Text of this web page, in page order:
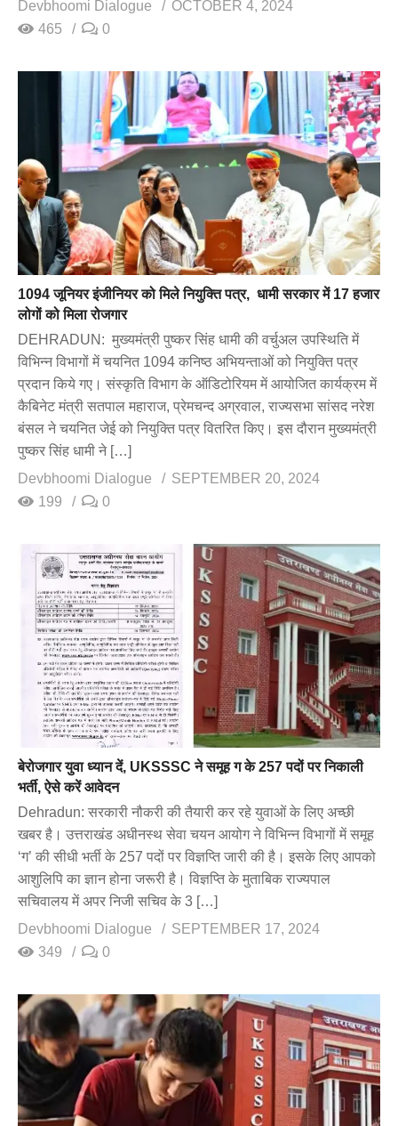
Devbhoomi Dialogue
OCTOBER 4, 2024
465
0
1094 जूनियर इंजीनियर को मिले नियुक्ति पत्र, धामी सरकार में 17 हजार
लोगों को मिला रोजगार
DEHRADUN: मुख्यमंत्री पुष्कर सिंह धामी की वर्चुअल उपस्थिति में
विभिन्न विभागों में चयनित 1094 कनिष्ठ अभियन्ताओं को नियुक्ति पत्र
प्रदान किये गए। संस्कृति विभाग के ऑडिटोरियम में आयोजित कार्यक्रम में
कैबिनेट मंत्री सतपाल महाराज, प्रेमचन्द अग्रवाल, राज्यसभा सांसद नरेश
बंसल ने चयनित जेई को नियुक्ति पत्र वितरित किए। इस दौरान मुख्यमंत्री
पुष्कर सिंह धामी ने […]
Devbhoomi Dialogue
SEPTEMBER 20, 2024
199
0
बेरोजगार युवा ध्यान दें, UKSSSC ने समूह ग के 257 पदों पर निकाली
भर्ती, ऐसे करें आवेदन
Dehradun: सरकारी नौकरी की तैयारी कर रहे युवाओं के लिए अच्छी
खबर है। उत्तराखंड अधीनस्थ सेवा चयन आयोग ने विभिन्न विभागों में समूह
‘ग’ की सीधी भर्ती के 257 पदों पर विज्ञप्ति जारी की है। इसके लिए आपको
आशुलिपि का ज्ञान होना जरूरी है। विज्ञप्ति के मुताबिक राज्यपाल
सचिवालय में अपर निजी सचिव के 3 […]
Devbhoomi Dialogue
SEPTEMBER 17, 2024
349
0